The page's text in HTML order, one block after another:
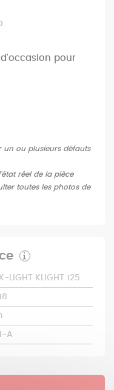
d'occasion pour
un ou plusieurs défauts
réel de la pièce
toutes les photos de
LIGHT KLIGHT 125
A